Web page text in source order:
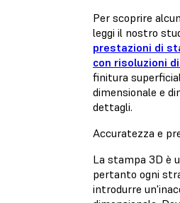
Per scoprire
leggi il nostro
prestazioni di
con risoluzioni
finitura
dimensionale e
dettagli.
Accuratezza e
La stampa 3D è
pertanto ogni
introdurre